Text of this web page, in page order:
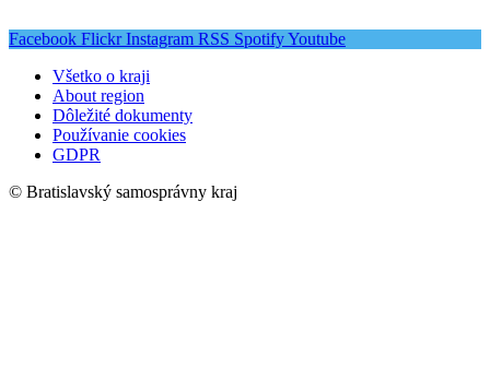
Facebook Flickr Instagram RSS SpotifyYoutube
Všetko o kraji
About region
Dôležité dokumenty
Používanie cookies
GDPR
© Bratislavský samosprávny kraj